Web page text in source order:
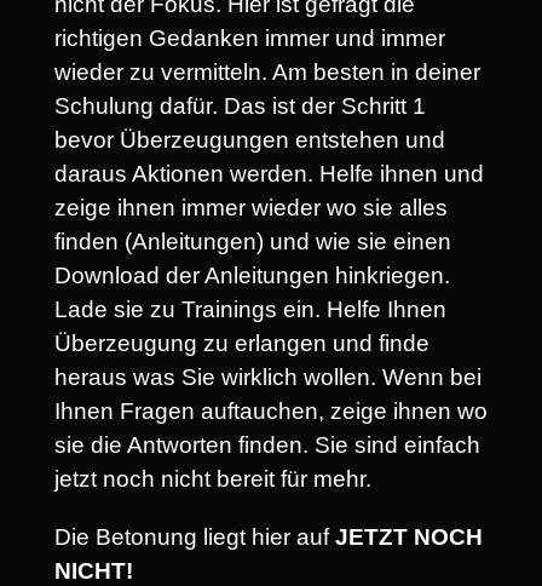
richtigen Gedanken immer und immer
wieder zu vermitteln. Am besten in deiner
Schulung dafür. Das ist der Schritt 1
bevor Überzeugungen entstehen und
daraus Aktionen werden. Helfe ihnen und
zeige ihnen immer wieder wo sie alles
finden (Anleitungen) und wie sie einen
Download der Anleitungen hinkriegen.
Lade sie zu Trainings ein. Helfe Ihnen
Überzeugung zu erlangen und finde
heraus was Sie wirklich wollen. Wenn bei
Ihnen Fragen auftauchen, zeige ihnen wo
sie die Antworten finden. Sie sind einfach
jetzt noch nicht bereit für mehr.
Die Betonung liegt hier aufJETZT NOCH
NICHT!